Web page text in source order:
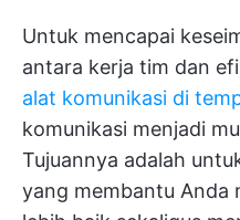
Untuk mencapai
antara kerja tim dan
alat komunikasi di
komunikasi menjadi
Tujuannya adalah
yang membantu Anda